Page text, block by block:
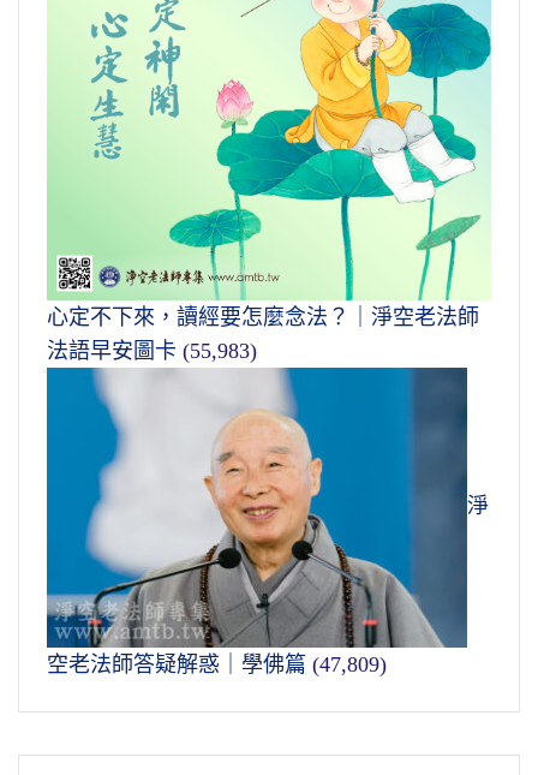
心定不下來，讀經要怎麼念法？｜淨空老法師
法語早安圖卡 (55,983)
淨
空老法師答疑解惑｜學佛篇 (47,809)